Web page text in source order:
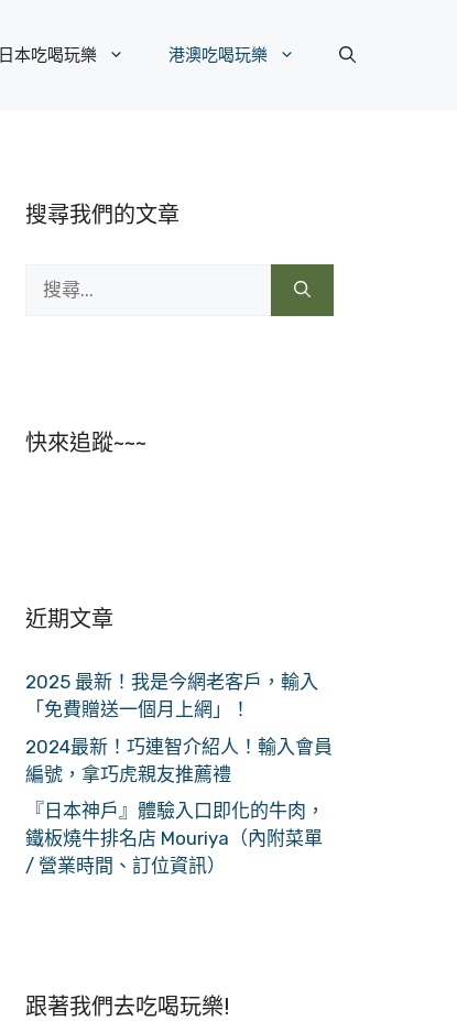
日本吃喝玩樂 港澳吃喝玩樂
搜尋我們的文章
尋:
快來追蹤~~~
近期文章
2025 最新！我是今網老客戶，輸入
「免費贈送一個月上網」！
2024最新！巧連智介紹人！輸入會員
編號，拿巧虎親友推薦禮
『日本神戶』體驗入口即化的牛肉，
鐵板燒牛排名店 Mouriya（內附菜單
/ 營業時間、訂位資訊）
跟著我們去吃喝玩樂!